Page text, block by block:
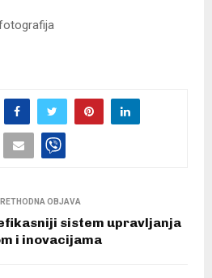
OBJAVA
sistem upravljanja
i inovacijama